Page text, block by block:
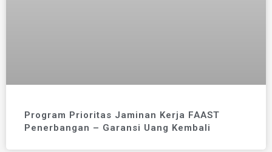
Program Prioritas Jaminan Kerja FAAST
Penerbangan – Garansi Uang Kembali